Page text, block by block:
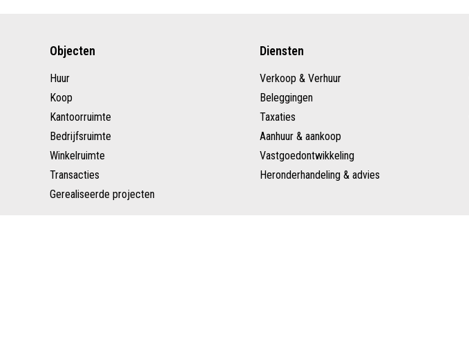
Objecten
Huur
Koop
Kantoorruimte
Bedrijfsruimte
Winkelruimte
Transacties
Gerealiseerde projecten
Diensten
Verkoop & Verhuur
Beleggingen
Taxaties
Aanhuur & aankoop
Vastgoedontwikkeling
Heronderhandeling & advies